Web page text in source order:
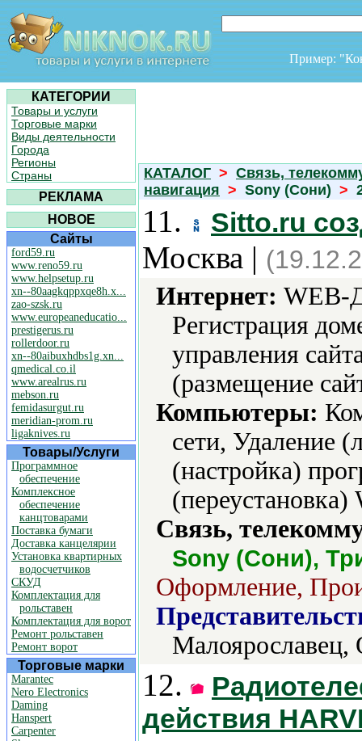
Пример:
КАТЕГОРИИ
Товары и услуги
Торговые марки
Виды деятельности
Города
Регионы
Страны
РЕКЛАМА
НОВОЕ
Сайты
ford59.ru
www.reno59.ru
www.helpsetup.ru
xn--80aagkqppxqe8h.x...
zao-szsk.ru
www.europeaneducatio...
prestigerus.ru
rollerdoor.ru
xn--80aibuxhdbs1g.xn...
qmedical.co.il
www.arealrus.ru
mebson.ru
femidasurgut.ru
meridian-prom.ru
ligaknives.ru
Товары/Услуги
Программное
обеспечение
Комплексное
обеспечение
канцтоварами
Поставка бумаги
Доставка канцелярии
Установка квартирных
водосчетчиков
СКУД
Комплектация для
рольставен
Комплектация для ворот
Ремонт рольставен
Ремонт ворот
Торговые марки
Marantec
Nero Electronics
Daming
Hanspert
Carpenter
КАТАЛОГ > Связь,
навигация > Sony (Сони) >
11. Sitto.ru
Москва |
Интернет: WEB-
Регистрация
управления
(размещение
Компьютеры:
сети, Удаление
(настройка)
Связь,
Sony (Сони),
Оформление,
Малоярославец,
12.
действия